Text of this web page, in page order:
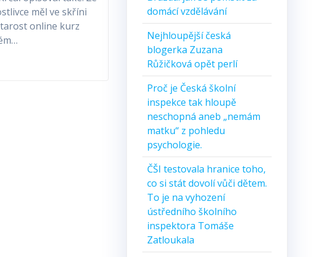
měl ve skříni
online kurz
domácí vzdělávání
Nejhloupější česká
blogerka Zuzana
Růžičková opět perlí
Proč je Česká školní
inspekce tak hloupě
neschopná aneb „nemám
matku“ z pohledu
psychologie.
ČŠI testovala hranice toho,
co si stát dovolí vůči dětem.
To je na vyhození
ústředního školního
inspektora Tomáše
Zatloukala